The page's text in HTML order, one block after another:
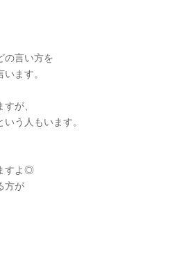
の言い方を
ます。
が、
いう人もいます。
すよ◎
方が